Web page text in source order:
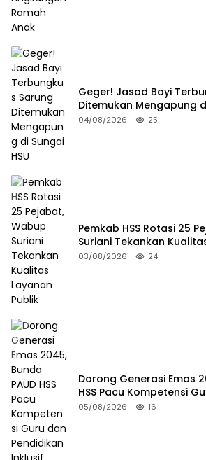
Geger! Jasad Bayi
Ditemukan Mengapung
04/08/2026 25
Pemkab HSS Rotasi 25
Suriani Tekankan
03/08/2026 24
Dorong Generasi Emas
HSS Pacu Kompetensi
Inklusif
05/08/2026 16